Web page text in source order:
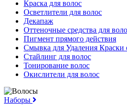
Краска для волос
Осветлители для волос
Декапаж
Оттеночные средства для
Пигмент прямого действия
Смывка для Удаления Краски
Стайлинг для волос
Тонирование волос
Окислители для волос
Наборы